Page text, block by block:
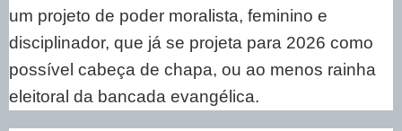
um projeto de poder moralista, feminino e
disciplinador, que já se projeta para 2026 como
possível cabeça de chapa, ou ao menos rainha
eleitoral da bancada evangélica.